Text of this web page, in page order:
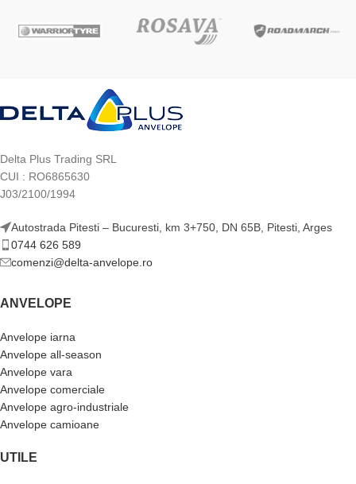
Delta Plus Trading SRL
CUI : RO6865630
J03/2100/1994
Autostrada Pitesti – Bucuresti, km 3+750, DN 65B, Pitesti, Arges
0744 626 589
comenzi@delta-anvelope.ro
ANVELOPE
Anvelope iarna
Anvelope all-season
Anvelope vara
Anvelope comerciale
Anvelope agro-industriale
Anvelope camioane
UTILE